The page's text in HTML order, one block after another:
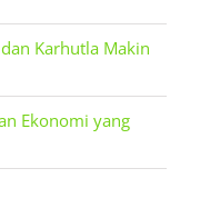
Karhutla Makin
Ekonomi yang